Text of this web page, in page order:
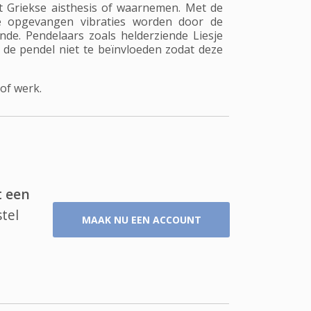
aisthesis of waarnemen. Met de
vibraties worden door de
Pendelaars zoals helderziende Liesje
pendel niet te beïnvloeden zodat deze
werk.
een
MAAK NU EEN ACCOUNT